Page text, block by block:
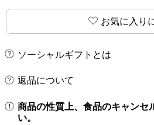
お気に入り
ソーシャルギフトとは
返品について
商品の性質上、食品のキャンセ
い。